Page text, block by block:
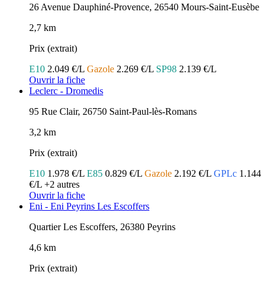
26 Avenue Dauphiné-Provence, 26540 Mours-Saint-Eusèbe
2,7 km
Prix (extrait)
E10 2.049 €/L Gazole 2.269 €/L SP98 2.139 €/L
Ouvrir la fiche
Leclerc - Dromedis
95 Rue Clair, 26750 Saint-Paul-lès-Romans
3,2 km
Prix (extrait)
E10 1.978 €/L E85 0.829 €/L Gazole 2.192 €/L GPLc 1.144
€/L +2 autres
Ouvrir la fiche
Eni - Eni Peyrins Les Escoffers
Quartier Les Escoffers, 26380 Peyrins
4,6 km
Prix (extrait)